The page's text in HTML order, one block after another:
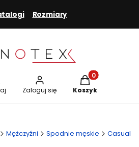
Rozmiary
wyszukiwarkę
Zaloguj się
Produkty w
Koszyk
Mężczyźni Spodnie męskie Casual